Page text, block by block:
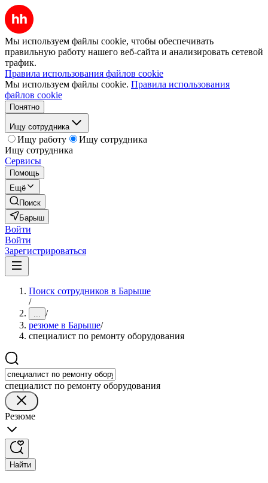
Мы используем файлы cookie, чтобы обеспечивать
правильную работу нашего веб-сайта и анализировать сетевой
трафик.
Правила использования файлов cookie
Мы используем файлы cookie. Правила использования
файлов cookie
Понятно
Ищу сотрудника
Ищу работу
Ищу сотрудника
Ищу сотрудника
Сервисы
Помощь
Ещё
Поиск
Барыш
Войти
Войти
Зарегистрироваться
Поиск сотрудников в Барыше
/
... /
резюме в Барыше/
специалист по ремонту оборудования
специалист по ремонту оборудования
Резюме
Найти